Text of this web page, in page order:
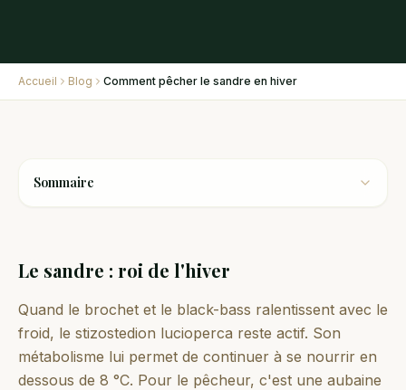
Accueil Blog Comment pêcher le sandre en hiver
Sommaire
Le sandre : roi de l'hiver
Quand le brochet et le black-bass ralentissent avec le
froid, le stizostedion lucioperca reste actif. Son
métabolisme lui permet de continuer à se nourrir en
dessous de 8 °C. Pour le pêcheur, c'est une aubaine